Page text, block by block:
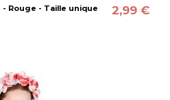
Rouge - Taille unique 2,99 €